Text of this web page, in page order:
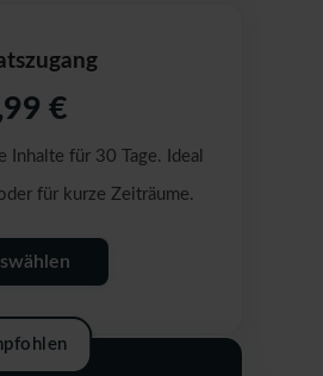
€
Inhalte für 30 Tage. Ideal
für kurze Zeiträume.